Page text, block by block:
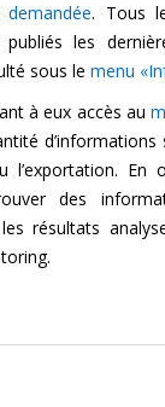
. Tous
les
sous le menu
à eux accès au
d’informations
l’exportation. En
des
résultats